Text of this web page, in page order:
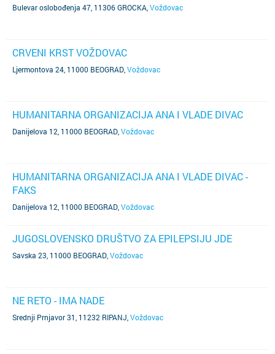
Bulevar oslobođenja 47, 11306 GROCKA Voždovac
CRVENI KRST VOŽDOVAC
Ljermontova 24, 11000 BEOGRAD Voždovac
HUMANITARNA ORGANIZACIJA ANA I VLADE DIVAC
Danijelova 12, 11000 BEOGRAD Voždovac
HUMANITARNA ORGANIZACIJA ANA I VLADE DIVAC -
FAKS
Danijelova 12, 11000 BEOGRAD Voždovac
JUGOSLOVENSKO DRUŠTVO ZA EPILEPSIJU JDE
Savska 23, 11000 BEOGRAD Voždovac
NE RETO - IMA NADE
Srednji Prnjavor 31, 11232 RIPANJ Voždovac